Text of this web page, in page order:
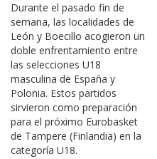
Durante el pasado fin de
semana, las localidades de
León y Boecillo acogieron un
doble enfrentamiento entre
las selecciones U18
masculina de España y
Polonia. Estos partidos
sirvieron como preparación
para el próximo Eurobasket
de Tampere (Finlandia) en la
categoría U18.